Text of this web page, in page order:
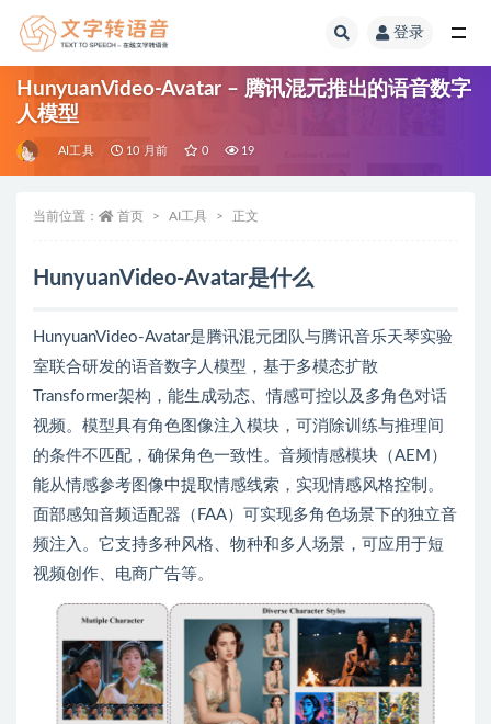
登录
HunyuanVideo-Avatar – 腾讯混元推出的语音数字
人模型
AI工具 10 月前 0 19
当前位置： 首页 AI工具 正文
HunyuanVideo-Avatar是什么
HunyuanVideo-Avatar是腾讯混元团队与腾讯音乐天琴实验
室联合研发的语音数字人模型，基于多模态扩散
Transformer架构，能生成动态、情感可控以及多角色对话
视频。模型具有角色图像注入模块，可消除训练与推理间
的条件不匹配，确保角色一致性。音频情感模块（AEM）
能从情感参考图像中提取情感线索，实现情感风格控制。
面部感知音频适配器（FAA）可实现多角色场景下的独立音
频注入。它支持多种风格、物种和多人场景，可应用于短
视频创作、电商广告等。